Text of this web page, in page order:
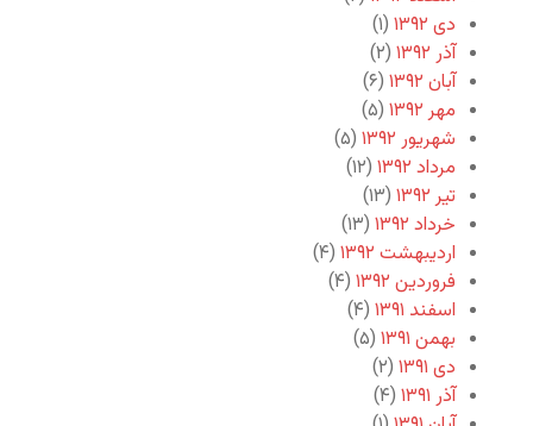
دی ۱۳۹۲
(۱)
آذر ۱۳۹۲
(۲)
آبان ۱۳۹۲
(۶)
مهر ۱۳۹۲
(۵)
شهریور ۱۳۹۲
(۵)
مرداد ۱۳۹۲
(۱۲)
تیر ۱۳۹۲
(۱۳)
خرداد ۱۳۹۲
(۱۳)
اردیبهشت ۱۳۹۲
(۴)
فروردین ۱۳۹۲
(۴)
اسفند ۱۳۹۱
(۴)
بهمن ۱۳۹۱
(۵)
دی ۱۳۹۱
(۲)
آذر ۱۳۹۱
(۴)